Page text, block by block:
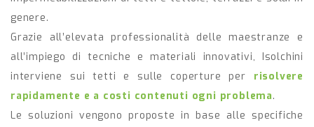
genere.
Grazie all’elevata professionalità delle maestranze e
all’impiego di tecniche e materiali innovativi, Isolchini
interviene sui tetti e sulle coperture per risolvere
rapidamente e a costi contenuti ogni problema.
Le soluzioni vengono proposte in base alle specifiche